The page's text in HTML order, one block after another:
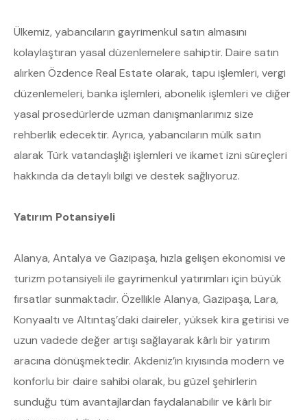
Ülkemiz, yabancıların gayrimenkul satın almasını
kolaylaştıran yasal düzenlemelere sahiptir. Daire satın
alırken Özdence Real Estate olarak, tapu işlemleri, vergi
düzenlemeleri, banka işlemleri, abonelik işlemleri ve diğer
yasal prosedürlerde uzman danışmanlarımız size
rehberlik edecektir. Ayrıca, yabancıların mülk satın
alarak Türk vatandaşlığı işlemleri ve ikamet izni süreçleri
hakkında da detaylı bilgi ve destek sağlıyoruz.
Yatırım Potansiyeli
Alanya, Antalya ve Gazipaşa, hızla gelişen ekonomisi ve
turizm potansiyeli ile gayrimenkul yatırımları için büyük
fırsatlar sunmaktadır. Özellikle Alanya, Gazipaşa, Lara,
Konyaaltı ve Altıntaş’daki daireler, yüksek kira getirisi ve
uzun vadede değer artışı sağlayarak kârlı bir yatırım
aracına dönüşmektedir. Akdeniz’in kıyısında modern ve
konforlu bir daire sahibi olarak, bu güzel şehirlerin
sunduğu tüm avantajlardan faydalanabilir ve kârlı bir